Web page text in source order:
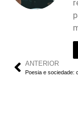
ANTERIOR